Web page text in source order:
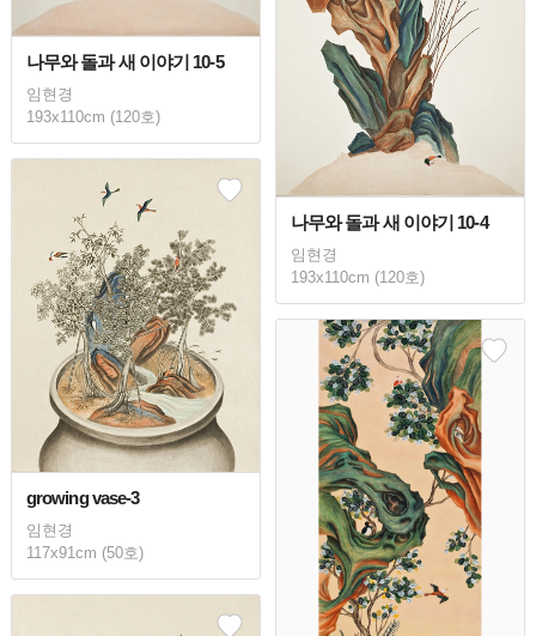
나무와 돌과 새 이야기 10-5
임현경
193x110cm (120호)
나무와 돌과 새 이야기 10-4
임현경
193x110cm (120호)
growing vase-3
임현경
117x91cm (50호)